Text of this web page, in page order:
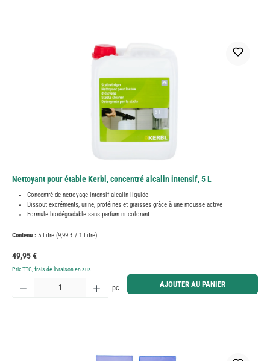
Nettoyant pour étable Kerbl, concentré alcalin intensif, 5 L
Concentré de nettoyage intensif alcalin liquide
Dissout excréments, urine, protéines et graisses grâce à une mousse active
Formule biodégradable sans parfum ni colorant
Contenu : 5 Litre (9,99 € / 1 Litre)
Prix régulier :
49,95 €
Prix TTC, frais de livraison en sus
Quantité de produit : Entrez la quantité souhaitée ou utilisez les boutons pour augmenter ou
pc AJOUTER AU PANIER